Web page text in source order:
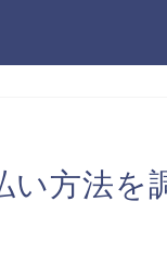
い方法を